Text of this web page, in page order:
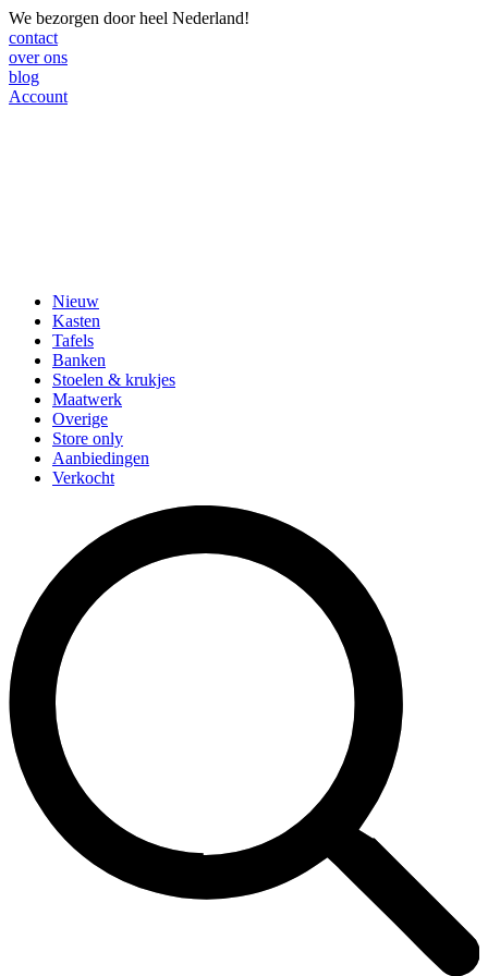
We bezorgen door heel Nederland!
contact
over ons
blog
Account
Nieuw
Kasten
Tafels
Banken
Stoelen & krukjes
Maatwerk
Overige
Store only
Aanbiedingen
Verkocht